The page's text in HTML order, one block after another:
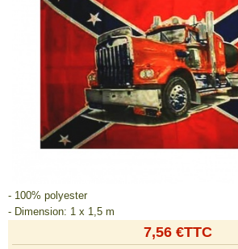
- 100% polyester
- Dimension: 1 x 1,5 m
7,56 €TTC